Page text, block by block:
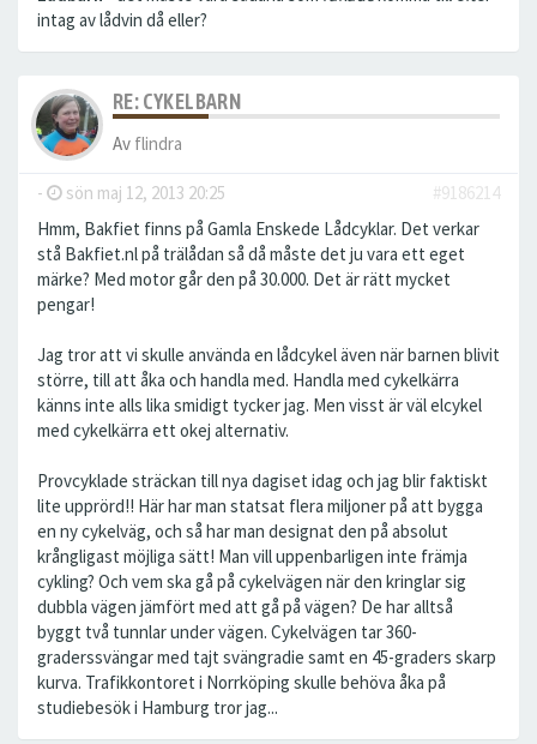
intag av lådvin då eller?
RE: CYKELBARN
Av flindra
- sön maj 12, 2013 20:25
#9186214
Hmm, Bakfiet finns på Gamla Enskede Lådcyklar. Det verkar
stå Bakfiet.nl på trälådan så då måste det ju vara ett eget
märke? Med motor går den på 30.000. Det är rätt mycket
pengar!
Jag tror att vi skulle använda en lådcykel även när barnen blivit
större, till att åka och handla med. Handla med cykelkärra
känns inte alls lika smidigt tycker jag. Men visst är väl elcykel
med cykelkärra ett okej alternativ.
Provcyklade sträckan till nya dagiset idag och jag blir faktiskt
lite upprörd!! Här har man statsat flera miljoner på att bygga
en ny cykelväg, och så har man designat den på absolut
krångligast möjliga sätt! Man vill uppenbarligen inte främja
cykling? Och vem ska gå på cykelvägen när den kringlar sig
dubbla vägen jämfört med att gå på vägen? De har alltså
byggt två tunnlar under vägen. Cykelvägen tar 360-
graderssvängar med tajt svängradie samt en 45-graders skarp
kurva. Trafikkontoret i Norrköping skulle behöva åka på
studiebesök i Hamburg tror jag...